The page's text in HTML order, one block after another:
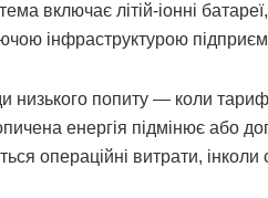
включає літій‑іонні
інфраструктурою
низького попиту — коли
енергія підмінює або
операційні витрати, інколи